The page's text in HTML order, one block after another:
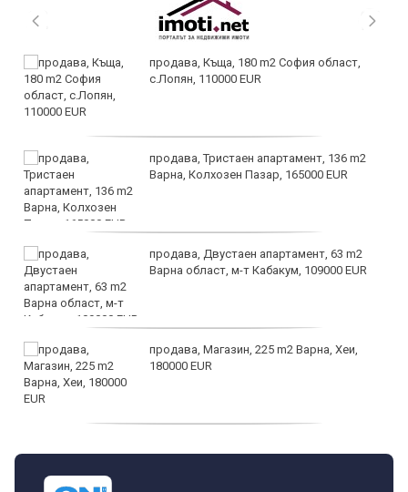
продава, Къща, 180 m2 София област,
с.Лопян, 110000 EUR
продава, Тристаен апартамент, 136 m2
Варна, Колхозен Пазар, 165000 EUR
продава, Двустаен апартамент, 63 m2
Варна област, м-т Кабакум, 109000 EUR
продава, Магазин, 225 m2 Варна, Хеи,
180000 EUR